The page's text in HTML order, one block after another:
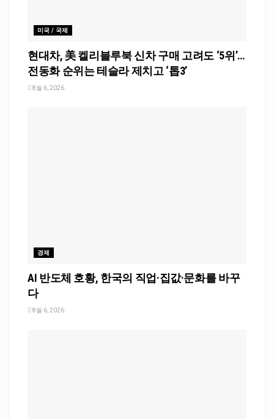
미국 / 국제
현대차, 美 켈리블루북 신차 구매 고려도 ‘5위’…
전동화 순위는 테슬라 제치고 ‘톱3’
8월 6, 2026
경제
AI 반도체 호황, 한국의 직업·집값·문화를 바꾸
다
8월 6, 2026